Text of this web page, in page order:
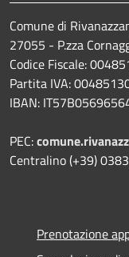
Comune di
27055 - P.zza
Codice Fiscale:
Partita IVA:
IBAN:
PEC:
Centralino (+39)
Prenotazione